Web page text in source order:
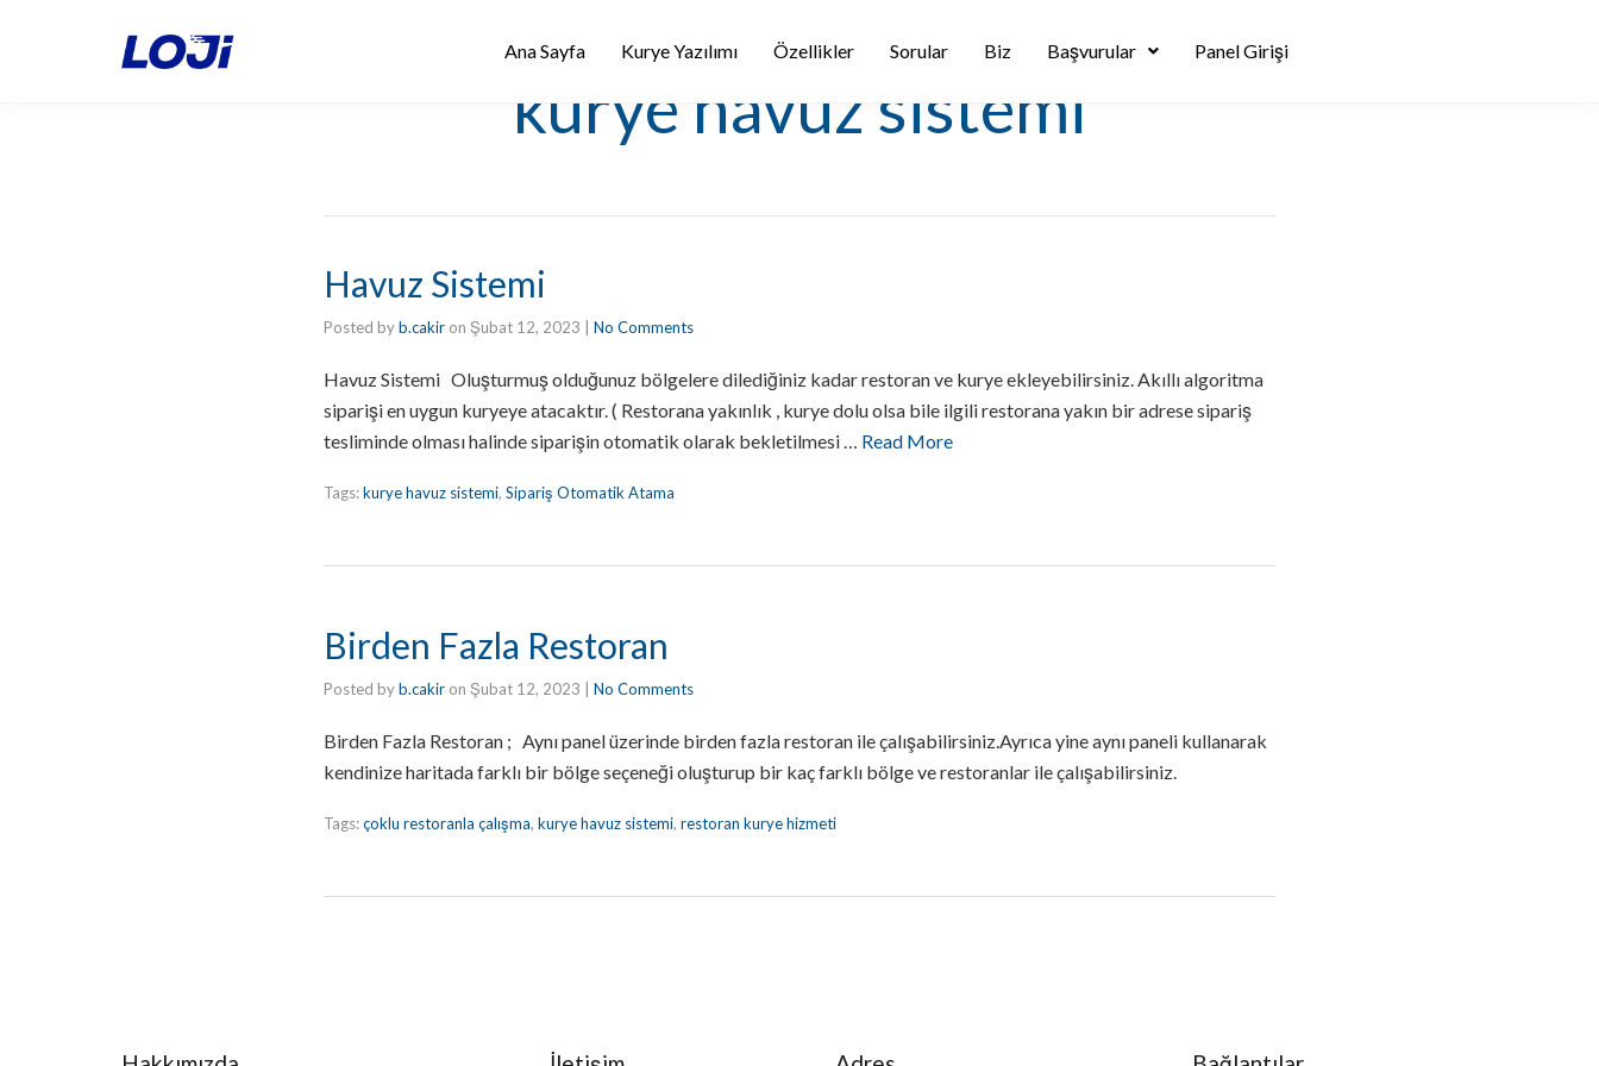
Ana Sayfa Kurye Yazılımı Özellikler Sorular Biz Başvurular Panel Girişi
kurye havuz sistemi
Havuz Sistemi
Posted byb.cakir on Şubat 12, 2023 No Comments
Havuz Sistemi Oluşturmuş olduğunuz bölgelere dilediğiniz kadar restoran ve kurye ekleyebilirsiniz. Akıllı algoritma
siparişi en uygun kuryeye atacaktır. ( Restorana yakınlık , kurye dolu olsa bile ilgili restorana yakın bir adrese sipariş
tesliminde olması halinde siparişin otomatik olarak bekletilmesi … Read More
Tags:kurye havuz sistemi, Sipariş Otomatik Atama
Birden Fazla Restoran
Posted byb.cakir on Şubat 12, 2023 No Comments
Birden Fazla Restoran ; Aynı panel üzerinde birden fazla restoran ile çalışabilirsiniz.Ayrıca yine aynı paneli kullanarak
kendinize haritada farklı bir bölge seçeneği oluşturup bir kaç farklı bölge ve restoranlar ile çalışabilirsiniz.
Tags:çoklu restoranla çalışma, kurye havuz sistemi, restoran kurye hizmeti